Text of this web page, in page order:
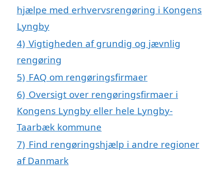
hjælpe med erhvervsrengøring i Kongens
Lyngby
4) Vigtigheden af grundig og jævnlig
rengøring
5) FAQ om rengøringsfirmaer
6) Oversigt over rengøringsfirmaer i
Kongens Lyngby eller hele Lyngby-
Taarbæk kommune
7) Find rengøringshjælp i andre regioner
af Danmark